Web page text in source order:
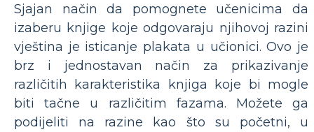
Sjajan način da pomognete učenicima da
izaberu knjige koje odgovaraju njihovoj razini
vještina je isticanje plakata u učionici. Ovo je
brz i jednostavan način za prikazivanje
različitih karakteristika knjiga koje bi mogle
biti tačne u različitim fazama. Možete ga
podijeliti na razine kao što su početni, u